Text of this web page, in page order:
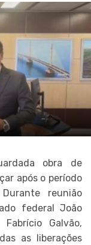
obra de
após o período
reunião
federal João
Galvão,
as liberações